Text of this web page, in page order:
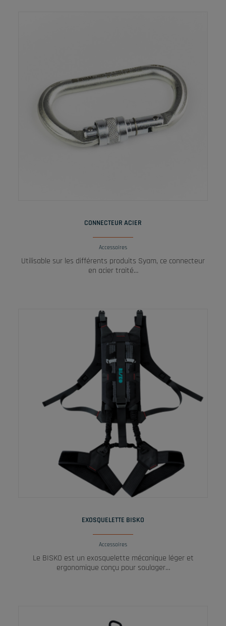
CONNECTEUR ACIER
Accessoires
Utilisable sur les différents produits Syam, ce connecteur
en acier traité…
EXOSQUELETTE BISKO
Accessoires
Le BISKO est un exosquelette mécanique léger et
ergonomique conçu pour soulager…